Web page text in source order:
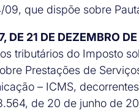
09, que dispõe sobre
21 DE DEZEMBRO
tributários do Imposto
Prestações de
– ICMS,
de 20 de junho de